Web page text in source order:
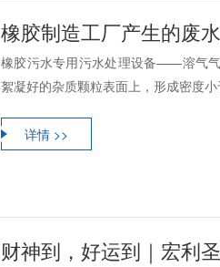
橡胶制造工厂产生的废
橡胶污水专用污水处理设备——溶气
絮凝好的杂质颗粒表面上，形成密度
详情 >>
财神到，好运到｜宏利